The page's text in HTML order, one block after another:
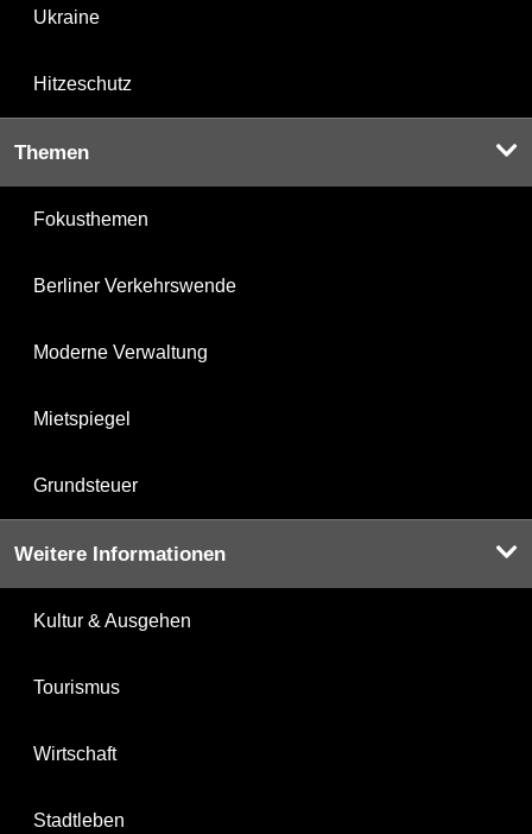
Ukraine
Hitzeschutz
Themen
Fokusthemen
Berliner Verkehrswende
Moderne Verwaltung
Mietspiegel
Grundsteuer
Weitere Informationen
Kultur & Ausgehen
Tourismus
Wirtschaft
Stadtleben